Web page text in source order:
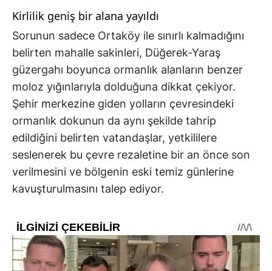
Kirlilik geniş bir alana yayıldı
Sorunun sadece Ortaköy ile sınırlı kalmadığını
belirten mahalle sakinleri, Düğerek-Yaraş
güzergahı boyunca ormanlık alanların benzer
moloz yığınlarıyla dolduğuna dikkat çekiyor.
Şehir merkezine giden yolların çevresindeki
ormanlık dokunun da aynı şekilde tahrip
edildiğini belirten vatandaşlar, yetkililere
seslenerek bu çevre rezaletine bir an önce son
verilmesini ve bölgenin eski temiz günlerine
kavuşturulmasını talep ediyor.